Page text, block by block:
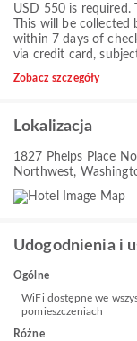
USD 550 is required.
This will be
within 7 days of
via credit card,
Zobacz szczegóły
Lokalizacja
1827 Phelps Place
Northwest,
Udogodnienia i
Ogólne
WiFi dostępne we
pomieszczeniach
Różne